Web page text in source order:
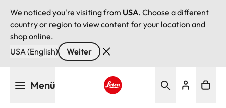
We noticed you're visiting from USA. Choose a different
country or region to view content for your location and
shop online.
USA (English)
Weiter
Menü